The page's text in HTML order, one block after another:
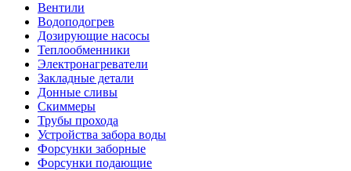
Вентили
Водоподогрев
Дозирующие насосы
Теплообменники
Электронагреватели
Закладные детали
Донные сливы
Скиммеры
Трубы прохода
Устройства забора воды
Форсунки заборные
Форсунки подающие